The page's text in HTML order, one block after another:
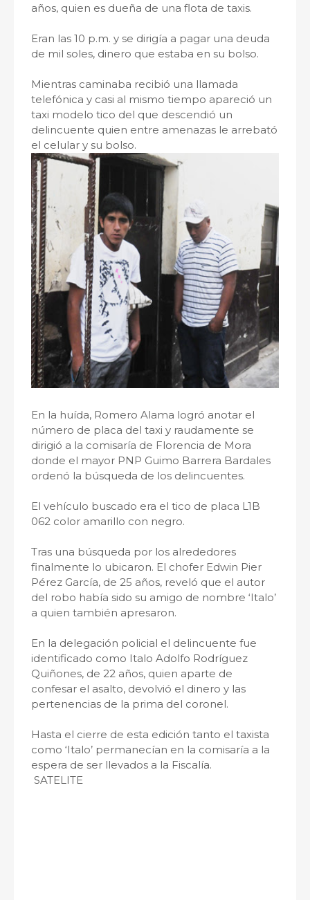
años, quien es dueña de una flota de taxis.
Eran las 10 p.m. y se dirigía a pagar una deuda
de mil soles, dinero que estaba en su bolso.
Mientras caminaba recibió una llamada
telefónica y casi al mismo tiempo apareció un
taxi modelo tico del que descendió un
delincuente quien entre amenazas le arrebató
el celular y su bolso.
En la huída, Romero Alama logró anotar el
número de placa del taxi y raudamente se
dirigió a la comisaría de Florencia de Mora
donde el mayor PNP Guimo Barrera Bardales
ordenó la búsqueda de los delincuentes.
El vehículo buscado era el tico de placa L1B
062 color amarillo con negro.
Tras una búsqueda por los alrededores
finalmente lo ubicaron. El chofer Edwin Pier
Pérez García, de 25 años, reveló que el autor
del robo había sido su amigo de nombre ‘Italo’
a quien también apresaron.
En la delegación policial el delincuente fue
identificado como Italo Adolfo Rodríguez
Quiñones, de 22 años, quien aparte de
confesar el asalto, devolvió el dinero y las
pertenencias de la prima del coronel.
Hasta el cierre de esta edición tanto el taxista
como ‘Italo’ permanecían en la comisaría a la
espera de ser llevados a la Fiscalía.
SATELITE